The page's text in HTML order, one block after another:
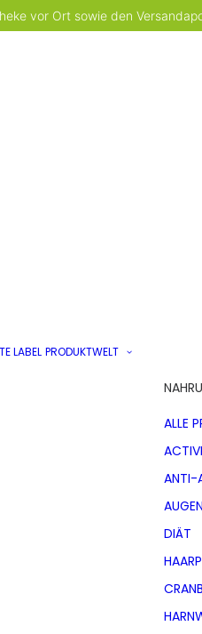
vor Ort sowie den
LABEL PRODUKTWELT
ALLE
ANTI-
DIÄT